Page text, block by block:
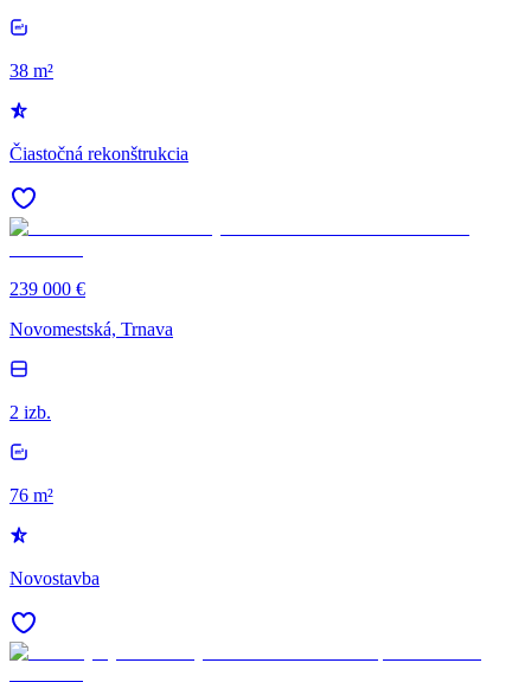
38 m²
Čiastočná rekonštrukcia
239 000 €
Novomestská, Trnava
2 izb.
76 m²
Novostavba